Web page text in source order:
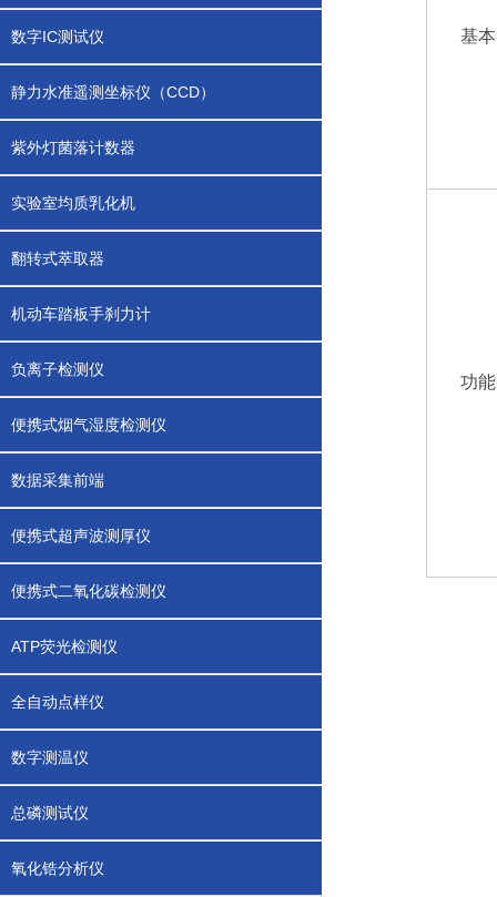
数字IC测试仪
静力水准遥测坐标仪（CCD）
紫外灯菌落计数器
实验室均质乳化机
翻转式萃取器
机动车踏板手刹力计
负离子检测仪
便携式烟气湿度检测仪
数据采集前端
便携式超声波测厚仪
便携式二氧化碳检测仪
ATP荧光检测仪
全自动点样仪
数字测温仪
总磷测试仪
氧化锆分析仪
基
功